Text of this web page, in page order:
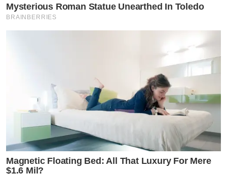
Mysterious Roman Statue Unearthed In Toledo
BRAINBERRIES
Magnetic Floating Bed: All That Luxury For Mere
$1.6 Mil?